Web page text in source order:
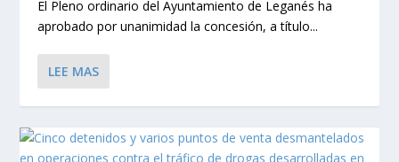
El Pleno ordinario del Ayuntamiento de Leganés ha
aprobado por unanimidad la concesión, a título...
LEE MAS